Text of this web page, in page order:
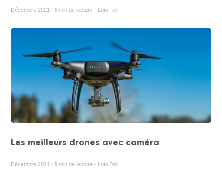
Décembre 2021 - 5 min de lecture - Loïs Telli
Les meilleurs drones avec caméra
Décembre 2021 - 5 min de lecture - Loïs Telli